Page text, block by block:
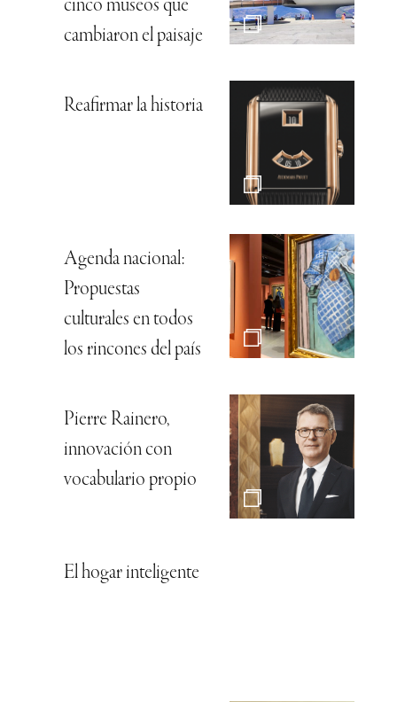
cinco museos que
cambiaron el paisaje
Reafirmar la historia
Agenda nacional:
Propuestas
culturales en todos
los rincones del país
Pierre Rainero,
innovación con
vocabulario propio
El hogar inteligente